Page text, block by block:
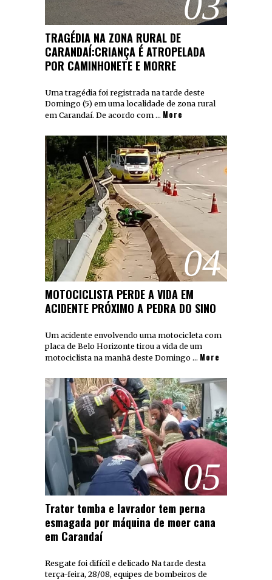
TRAGÉDIA NA ZONA RURAL DE
CARANDAÍ:CRIANÇA É ATROPELADA
POR CAMINHONETE E MORRE
Uma tragédia foi registrada na tarde deste
Domingo (5) em uma localidade de zona rural
em Carandaí. De acordo com … More
04
MOTOCICLISTA PERDE A VIDA EM
ACIDENTE PRÓXIMO A PEDRA DO SINO
Um acidente envolvendo uma motocicleta com
placa de Belo Horizonte tirou a vida de um
motociclista na manhã deste Domingo … More
05
Trator tomba e lavrador tem perna
esmagada por máquina de moer cana
em Carandaí
Resgate foi difícil e delicado Na tarde desta
terça-feira, 28/08, equipes de bombeiros de